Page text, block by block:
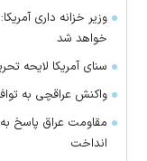
وزیر خزانه داری
خواهد شد
سنای آمریکا لایحه
واکنش عراقچی به
مقاومت عراق پاسخ
انداخت